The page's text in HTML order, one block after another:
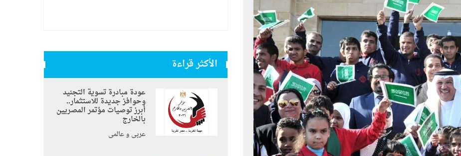
الأكثر قراءة
عودة مبادرة تسوية التجنيد
وحوافز جديدة للاستثمار..
أبرز توصيات مؤتمر المصريين
بالخارج
عربي و عالمي